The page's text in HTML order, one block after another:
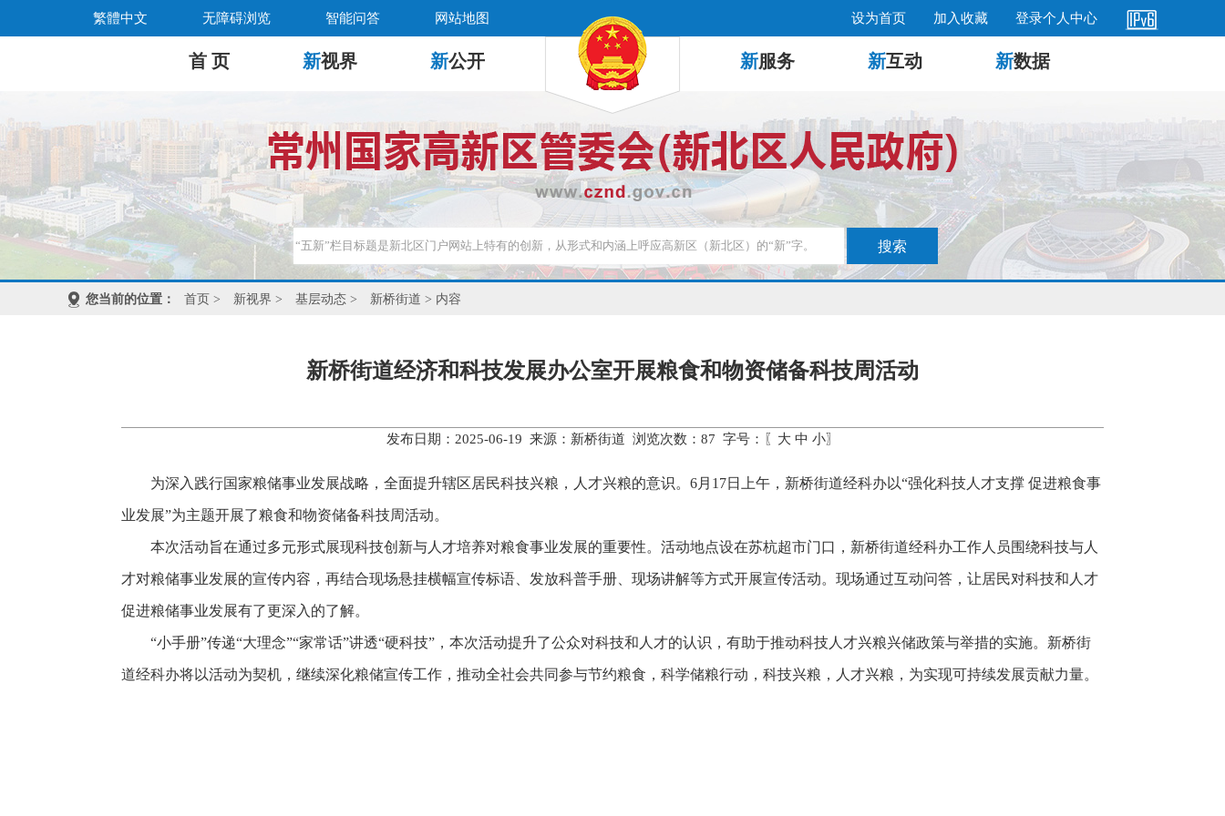
繁體中文 无障碍浏览 智能问答 网站地图 设为首页 加入收藏 登录个人中心
首 页 新视界 新公开 新服务 新互动 新数据
您当前的位置： 首页 > 新视界 > 基层动态 > 新桥街道 > 内容
新桥街道经济和科技发展办公室开展粮食和物资储备科技周活动
发布日期：2025-06-19 来源：新桥街道 浏览次数： 87 字号：〖 大 中 小〗
为深入践行国家粮储事业发展战略，全面提升辖区居民科技兴粮，人才兴粮的意识。6月17日上午，新桥街道经科办以“强化科技人才支撑 促进粮食事
业发展”为主题开展了粮食和物资储备科技周活动。
本次活动旨在通过多元形式展现科技创新与人才培养对粮食事业发展的重要性。活动地点设在苏杭超市门口，新桥街道经科办工作人员围绕科技与人
才对粮储事业发展的宣传内容，再结合现场悬挂横幅宣传标语、发放科普手册、现场讲解等方式开展宣传活动。现场通过互动问答，让居民对科技和人才
促进粮储事业发展有了更深入的了解。
“小手册”传递“大理念”“家常话”讲透“硬科技”，本次活动提升了公众对科技和人才的认识，有助于推动科技人才兴粮兴储政策与举措的实施。新桥街
道经科办将以活动为契机，继续深化粮储宣传工作，推动全社会共同参与节约粮食，科学储粮行动，科技兴粮，人才兴粮，为实现可持续发展贡献力量。